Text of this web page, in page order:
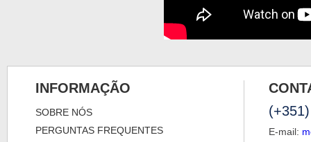
INFORMAÇÃO
SOBRE NÓS
PERGUNTAS FREQUENTES
E-mail: